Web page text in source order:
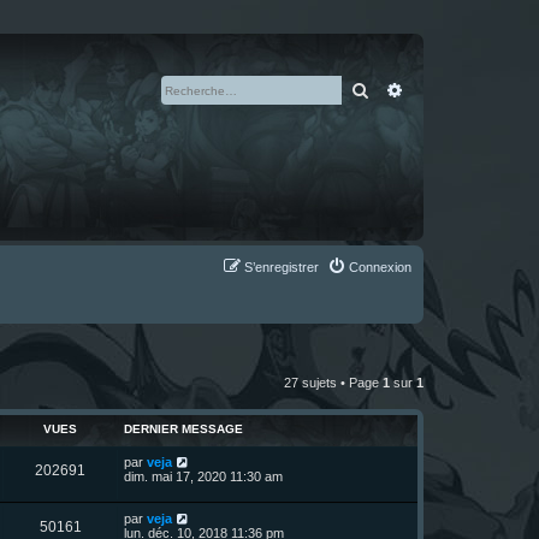
Rechercher
Connexion
S’enregistrer
27 sujets • Page1sur1
VUES DERNIER MESSAGE
202691
u
D
e
n
i
e
par veja
dim. mai 17, 2020 11:30 am
50161
D
e
par veja
lun. déc. 10, 2018 11:36 pm